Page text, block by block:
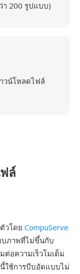
า 200 รูปแบบ)
วน์โหลดไฟล์
ล์
วโดย CompuServe
บภาพที่ไม่ขึ้นกับ
อความเร็วโมเด็ม
ใช้การบีบอัดแบบไม่